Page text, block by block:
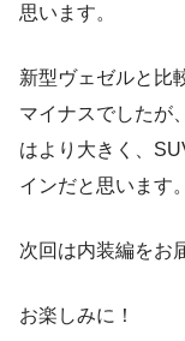
思います。
新型ヴェゼルと比
マイナスでしたが
はより大きく、
インだと思います。
次回は内装編をお
お楽しみに！